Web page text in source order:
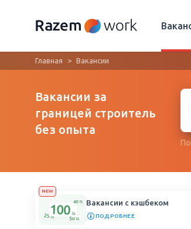
Главная Вакансии
Вакансии за
границей строитель
без опыта
NEW
Вакансии с кэшбеком
ПОДРОБНЕЕ